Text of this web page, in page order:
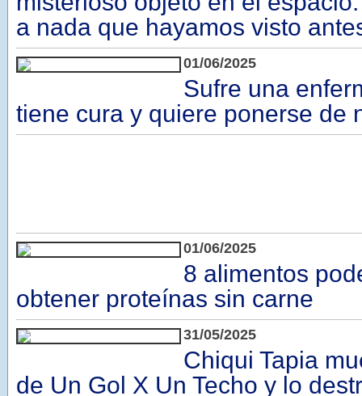
a nada que hayamos visto
01/06/2025
Sufre una
tiene cura y quiere ponerse de
01/06/2025
8 alimentos
obtener proteínas sin carne
31/05/2025
Chiqui Tapia
de Un Gol X Un Techo y lo